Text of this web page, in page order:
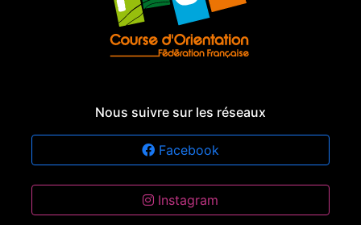
Nous suivre sur les réseaux
Facebook
Instagram